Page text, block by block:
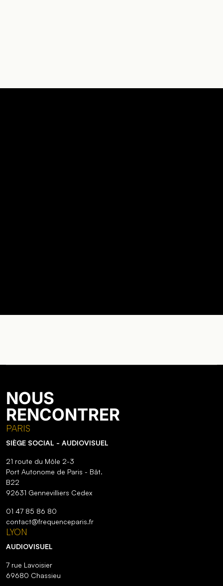
NOUS
RENCONTRER
PARIS
SIÈGE SOCIAL - AUDIOVISUEL
21 route du Môle 2-3
Port Autonome de Paris - Bât.
B22
92631 Gennevilliers Cedex
01 47 85 86 80
contact@frequenceparis.fr
LYON
AUDIOVISUEL
7 rue Lavoisier
69680 Chassieu